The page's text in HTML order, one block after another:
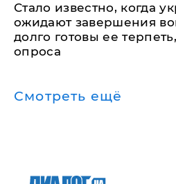
Стало известно, когда
ожидают завершения
долго готовы ее
опроса
Смотреть ещё